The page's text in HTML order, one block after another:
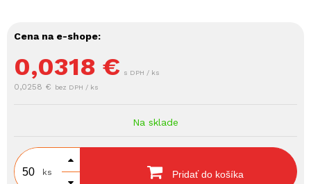
Cena na e-shope:
0,0318 € s DPH / ks
0,0258 € bez DPH / ks
Na sklade
ks Pridať do košíka